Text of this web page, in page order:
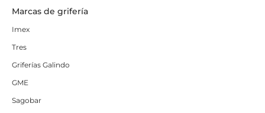
Marcas de grifería
Imex
Tres
Griferías Galindo
GME
Sagobar